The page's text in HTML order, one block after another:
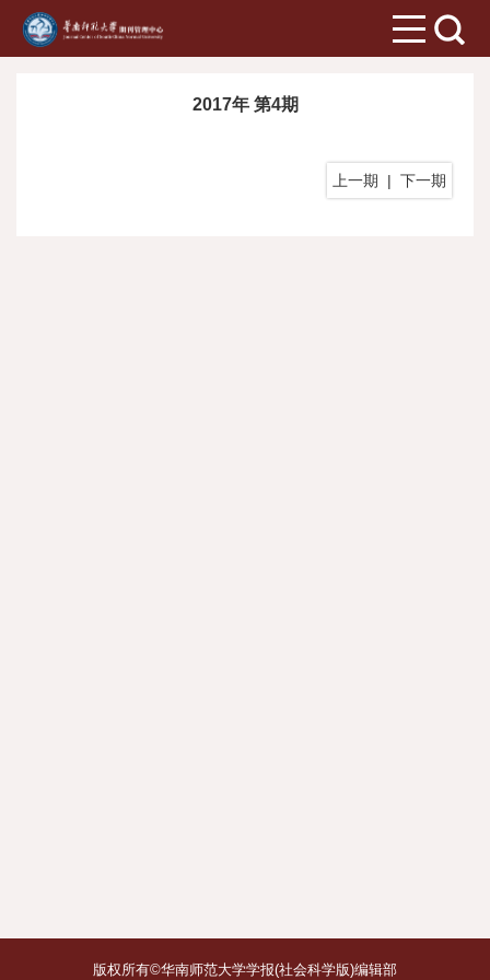
2017年 第4期
上一期 | 下一期
版权所有©华南师范大学学报(社会科学版)编辑部